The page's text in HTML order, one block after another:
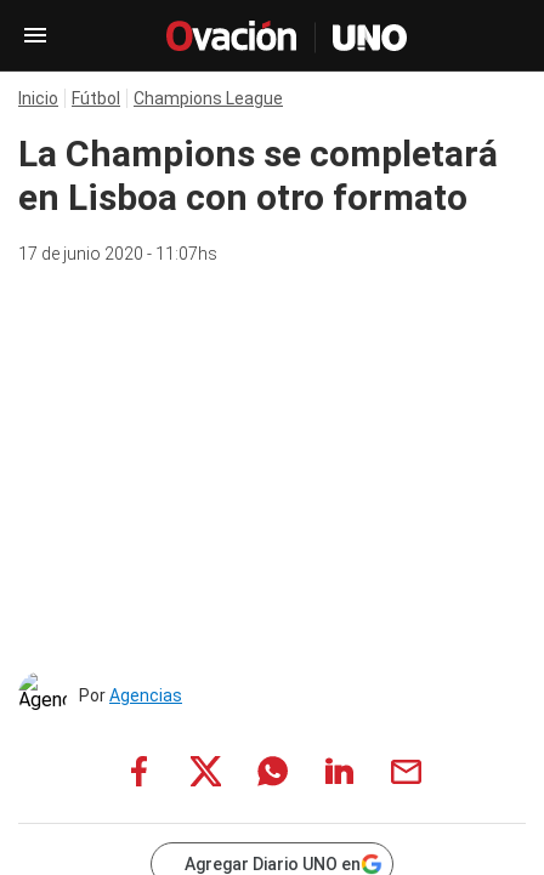
Inicio Fútbol Champions League
La Champions se completará
en Lisboa con otro formato
17 de junio 2020 - 11:07hs
PorAgencias
Agregar Diario UNO en